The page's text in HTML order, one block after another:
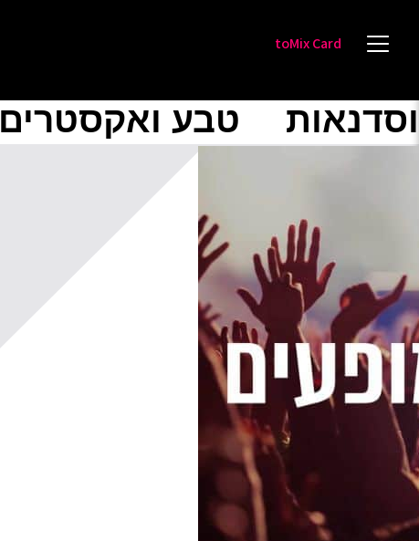
toMix Card
טבע ואקסטרים